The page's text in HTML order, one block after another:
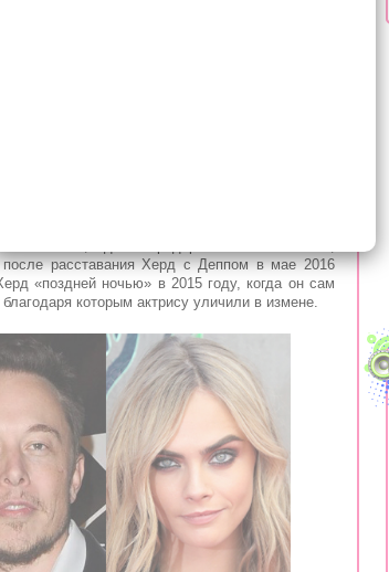
году, там знаменитости провели ночь. Об этом
по соседству в еще одной квартире
Херд Рокель Пеннингтон. По его словам,
у Херд был групповой роман с Делевинь и
с Маском, однако предприниматель заявлял,
после расставания Херд с Деппом в мае 2016
«поздней ночью» в 2015 году, когда он сам
которым актрису уличили в измене.